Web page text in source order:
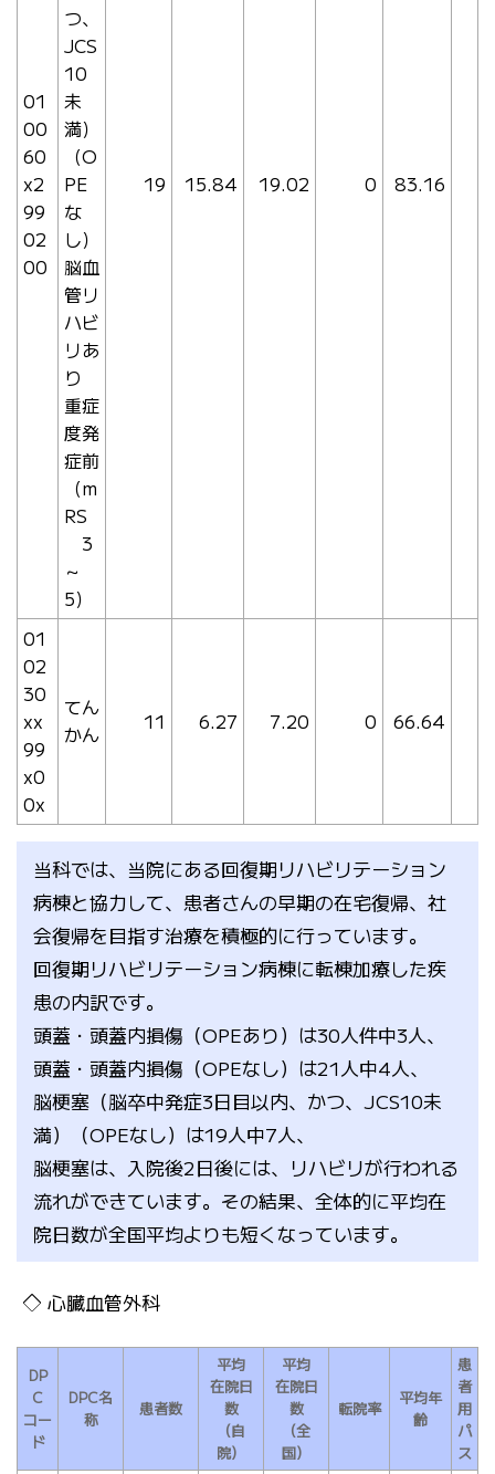
01
00
60
x2
99
02
00
つ、
JCS
10
未
満）
（O
PE
な
し）
脳血
管リ
ハビ
リあ
り
重症
度発
症前
（m
RS
3
～
5）
19 15.84 19.02 0 83.16
01
02
30
xx
99
x0
0x
てん
かん
11 6.27 7.20 0 66.64
当科では、当院にある回復期リハビリテーション
病棟と協力して、患者さんの早期の在宅復帰、社
会復帰を目指す治療を積極的に行っています。
回復期リハビリテーション病棟に転棟加療した疾
患の内訳です。
頭蓋・頭蓋内損傷（OPEあり）は30人件中3人、
頭蓋・頭蓋内損傷（OPEなし）は21人中4人、
脳梗塞（脳卒中発症3日目以内、かつ、JCS10未
満）（OPEなし）は19人中7人、
脳梗塞は、入院後2日後には、リハビリが行われる
流れができています。その結果、全体的に平均在
院日数が全国平均よりも短くなっています。
心臓血管外科
DP
C
コー
ド
DPC名
称
患者数
平均
在院日
数
（自
院）
平均
在院日
数
（全
国）
転院率
平均年
齢
患
者
用
パ
ス